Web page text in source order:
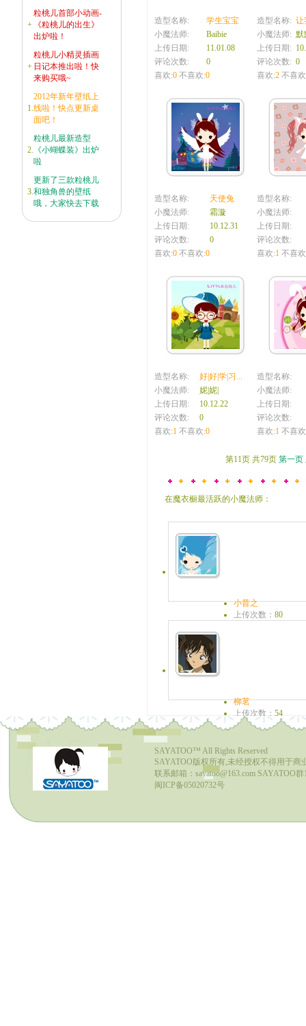
+
粒桃儿首部小动画-
《粒桃儿的出生》
出炉啦！
+
粒桃儿小精灵插画
日记本推出啦！快
来购买哦~
1.
2012年新年壁纸上
线啦！快点更新桌
面吧！
2.
粒桃儿最新造型
《小蝴蝶装》出炉
啦
3.
更新了三款粒桃儿
和独角兽的壁纸
哦，大家快去下载
造型名称:
学生宝宝
小魔法师:
Baibie
上传日期:
11.01.08
评论次数:
0
喜欢:0 不喜欢:0
造型名称: 让
小魔法师: 默
上传日期:
评论次数: 0
喜欢:2 不喜
造型名称:
天使兔
小魔法师:
霜漩
上传日期:
10.12.31
评论次数:
0
喜欢:0 不喜欢:0
造型名称:
小魔法师:
上传日期:
评论次数:
喜欢:1 不喜
造型名称:
好|好|学|习...
小魔法师:
妮|妮|
上传日期:
10.12.22
评论次数:
0
喜欢:1 不喜欢:0
造型名称:
小魔法师:
上传日期:
评论次数:
喜欢:1 不喜
第11页 共79页 第一页
在魔衣橱最活跃的小魔法师：
小昔之
上传次数： 80
柳茗
上传次数： 54
魔糖： 0
SAYATOO™ All Rights Reserved
SAYATOO版权所有,未经授权不得用于商
联系邮箱：sayatoo@163.com SAYATOO
闽ICP备05020732号